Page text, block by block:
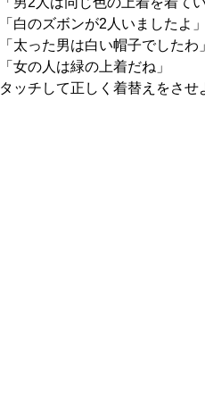
「白のズボンが2人いましたよ」
「太った男は白い帽子でしたわ」
「女の人は緑の上着だね」
タッチして正しく着替えをさせ